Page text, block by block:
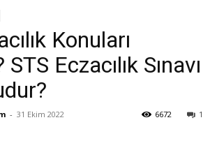
Konuları
Eczacılık Sınavı
- 31 Ekim 2022 1
6672